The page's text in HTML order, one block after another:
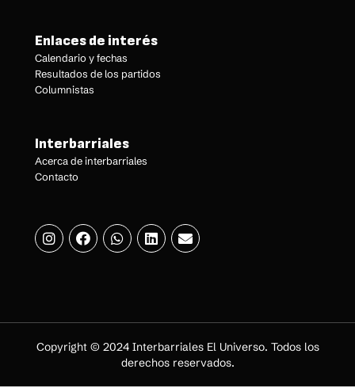
Enlaces de interés
Calendario y fechas
Resultados de los partidos
Columnistas
Interbarriales
Acerca de interbarriales
Contacto
Copyright © 2024 Interbarriales El Universo. Todos los
derechos reservados.